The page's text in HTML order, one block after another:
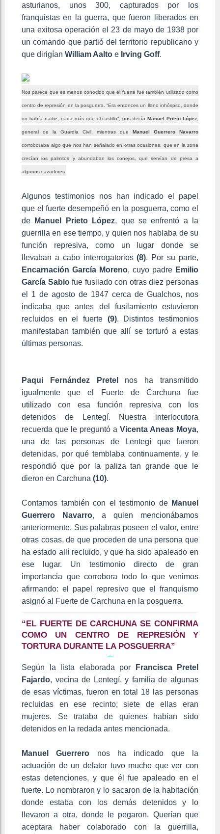
asturianos, unos 300, capturados por los
franquistas en la guerra, que fueron liberados en
una exitosa operación el 23 de mayo de 1938 por
un comando que partió del territorio republicano y
que dirigían William Aalto e Irving Goff.
Nos parece que es menos conocido que el fuerte fue también utilizado como
centro de represión en la posguerra. “Era entonces un llano inhóspito, donde
no había nadie, nada más que el castillo”, nos decíaManuel Prieto López
general de la Guardia Civil, mientras que Manuel Guerrero Navarro
corroboraba algo que nos han señalado en otras ocasiones, que en la zona
crecían los palmitos y abundaban los conejos, que servían de presa a
algunos cazadores.
Algunos testimonios nos han indicado el papel
que el fuerte desempeñó en la posguerra, como el
de
Manuel Prieto López, que se enfrentó a la
guerrilla en ese tiempo, y quien nos hablaba de su
función represiva, como un lugar donde se
llevaban a cabo interrogatorios(8). Por su parte,
Encarnación García Moreno, cuyo padre Emilio
García Sabiofue fusilado con otras diez personas
el 1 de agosto de 1947 cerca de Gualchos, nos
indicaba que antes del fusilamiento estuvieron
recluidos en el fuerte (9). Distintos testimonios
manifestaban también que allí se torturó a estas
últimas personas.
Paqui Fernández Pretel
nos ha transmitido
igualmente que el Fuerte de Carchuna fue
utilizado con esa función represiva con los
detenidos de Lentegí. Nuestra interlocutora
recuerda que le preguntó a Vicenta Aneas Moya,
una de las personas de Lentegí que fueron
detenidas, por qué temblaba continuamente, y le
respondió que por la paliza tan grande que le
dieron en Carchuna (10).
Contamos también con el testimonio deManuel
Guerrero Navarro, a quien mencionábamos
anteriormente. Sus palabras poseen el valor, entre
otras cosas, de que proceden de una persona que
ha estado allí recluido, y que ha sido apaleado en
ese lugar. Un testimonio directo de gran
importancia que corrobora todo lo que venimos
afirmando: el papel represivo que el franquismo
asignó al Fuerte de Carchuna en la posguerra.
“EL FUERTE DE CARCHUNA SE CONFIRMA
COMO UN CENTRO DE REPRESIÓN Y
TORTURA DURANTE LA POSGUERRA”
Según la lista elaborada por
Francisca Pretel
Fajardo, vecina de Lentegí, y familia de algunas
de esas víctimas, fueron en total 18 las personas
recluidas en ese recinto; siete de ellas eran
mujeres. Se trataba de quienes habían sido
detenidos en la redada antes mencionada.
Manuel Guerrero nos ha indicado que la
actuación de un delator tuvo mucho que ver con
estas detenciones, y que él fue apaleado en el
fuerte. Lo nombraron y lo sacaron de la habitación
donde estaba con los demás detenidos y lo
llevaron a otra, donde le pegaron. Querían que
aceptara haber colaborado con la guerrilla,